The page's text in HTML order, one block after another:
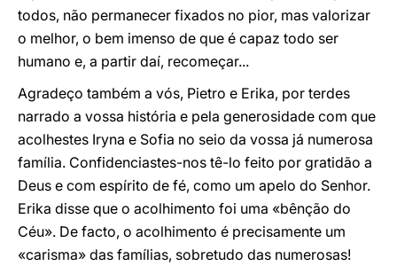
todos, não permanecer fixados no pior, mas valorizar
o melhor, o bem imenso de que é capaz todo ser
humano e, a partir daí, recomeçar...
Agradeço também a vós, Pietro e Erika, por terdes
narrado a vossa história e pela generosidade com que
acolhestes Iryna e Sofia no seio da vossa já numerosa
família. Confidenciastes-nos tê-lo feito por gratidão a
Deus e com espírito de fé, como um apelo do Senhor.
Erika disse que o acolhimento foi uma «bênção do
Céu». De facto, o acolhimento é precisamente um
«carisma» das famílias, sobretudo das numerosas!